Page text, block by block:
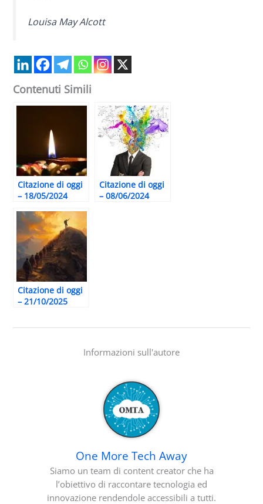
Louisa May Alcott
Contenuti Simili
Citazione di oggi
– 18/05/2024
Citazione di oggi
– 08/06/2024
Citazione di oggi
– 21/10/2025
Informazioni sull'autore
One More Tech Away
Siamo un team di content creator che ha
l’obiettivo di raccontare tecnologia ed
innovazione rendendole accessibili a tutti.